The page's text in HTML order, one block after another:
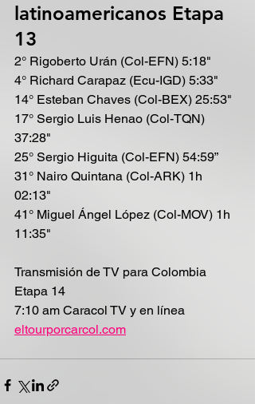
latinoamericanos Etapa
13
2° Rigoberto Urán (Col-EFN) 5:18"
4° Richard Carapaz (Ecu-IGD) 5:33"
14° Esteban Chaves (Col-BEX) 25:53"
17° Sergio Luis Henao (Col-TQN)
37:28"
25° Sergio Higuita (Col-EFN) 54:59”
31° Nairo Quintana (Col-ARK) 1h
02:13"
41° Miguel Ángel López (Col-MOV) 1h
11:35"
Transmisión de TV para Colombia
Etapa 14
7:10 am Caracol TV y en línea
eltourporcarcol.com